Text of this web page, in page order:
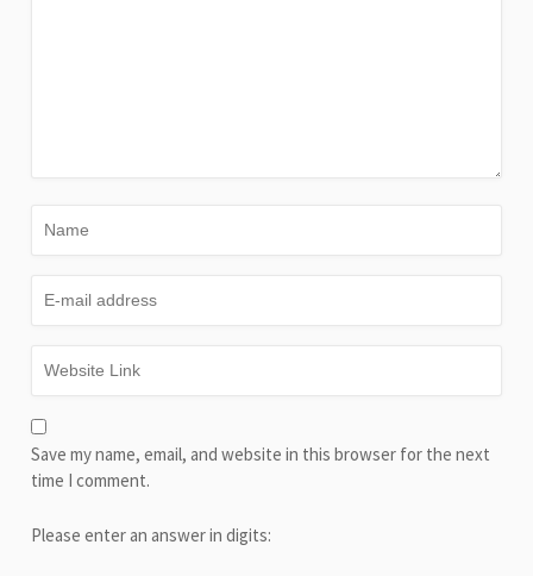
Save my name, email, and website in this browser for the next
time I comment.
Please enter an answer in digits: